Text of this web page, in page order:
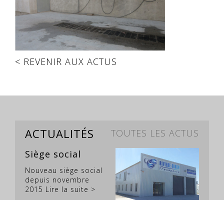
< REVENIR AUX ACTUS
ACTUALITÉS
TOUTES LES ACTUS
Siège social
Nouveau siège social
depuis novembre
2015 Lire la suite >